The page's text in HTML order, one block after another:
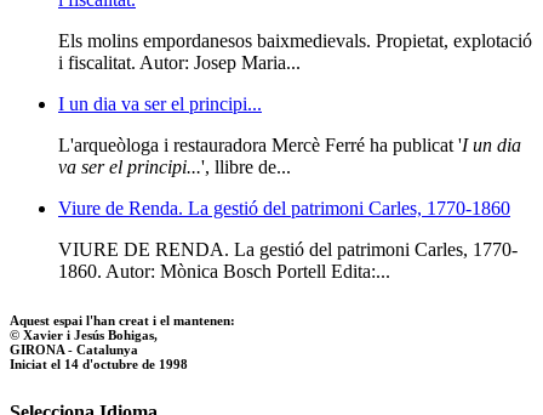
Els molins empordanesos baixmedievals. Propietat, explotació
i fiscalitat. Autor: Josep Maria...
I un dia va ser el principi...
L'arqueòloga i restauradora Mercè Ferré ha publicat 'I un dia
va ser el principi...', llibre de...
Viure de Renda. La gestió del patrimoni Carles, 1770-1860
VIURE DE RENDA. La gestió del patrimoni Carles, 1770-
1860. Autor: Mònica Bosch Portell Edita:...
Aquest espai l'han creat i el mantenen:
© Xavier i Jesús Bohigas,
GIRONA - Catalunya
Iniciat el 14 d'octubre de 1998